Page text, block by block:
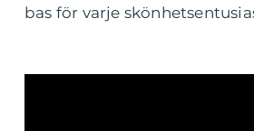
bas för varje